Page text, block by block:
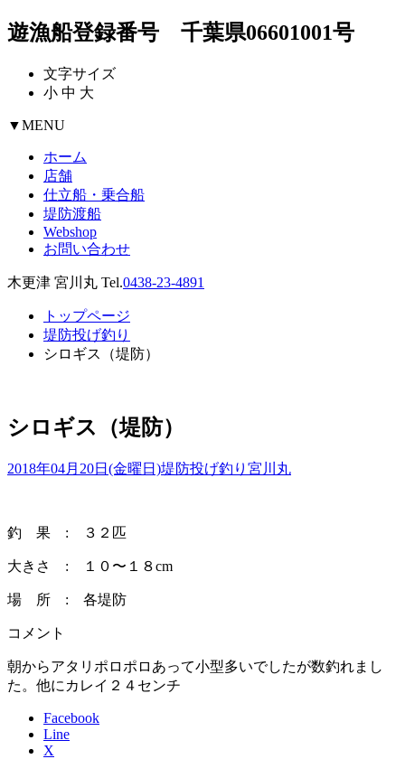
遊漁船登録番号 千葉県06601001号
文字サイズ
小 中 大
▼MENU
ホーム
店舗
仕立船・乗合船
堤防渡船
Webshop
お問い合わせ
木更津 宮川丸 Tel.0438-23-4891
トップページ
堤防投げ釣り
シロギス（堤防）
シロギス（堤防）
2018年04月20日(金曜日)堤防投げ釣り 宮川丸
釣 果 : ３２匹
大きさ : １０〜１８cm
場 所 : 各堤防
コメント
朝からアタリポロポロあって小型多いでしたが数釣れまし
た。他にカレイ２４センチ
Facebook
Line
X